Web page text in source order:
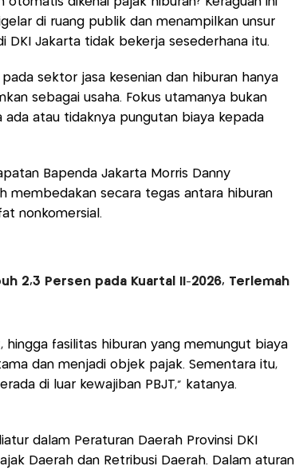
di ruang publik dan menampilkan unsur
DKI Jakarta tidak bekerja sesederhana itu.
sektor jasa kesenian dan hiburan hanya
sebagai usaha. Fokus utamanya bukan
atau tidaknya pungutan biaya kepada
Bapenda Jakarta Morris Danny
membedakan secara tegas antara hiburan
nonkomersial.
2,3 Persen pada Kuartal II-2026, Terlemah
fasilitas hiburan yang memungut biaya
dan menjadi objek pajak. Sementara itu,
di luar kewajiban PBJT,” katanya.
dalam Peraturan Daerah Provinsi DKI
Daerah dan Retribusi Daerah. Dalam aturan